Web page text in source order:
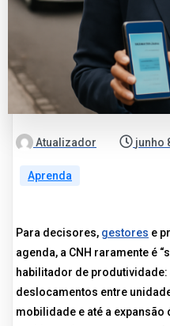
Atualizador junho
Aprenda
Para decisores, gestores e
agenda, a CNH raramente é
habilitador de
deslocamentos entre
mobilidade e até a expansão